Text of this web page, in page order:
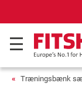
Træningsbænk